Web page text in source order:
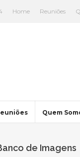
Home Reuniões
Quem
de Imagens